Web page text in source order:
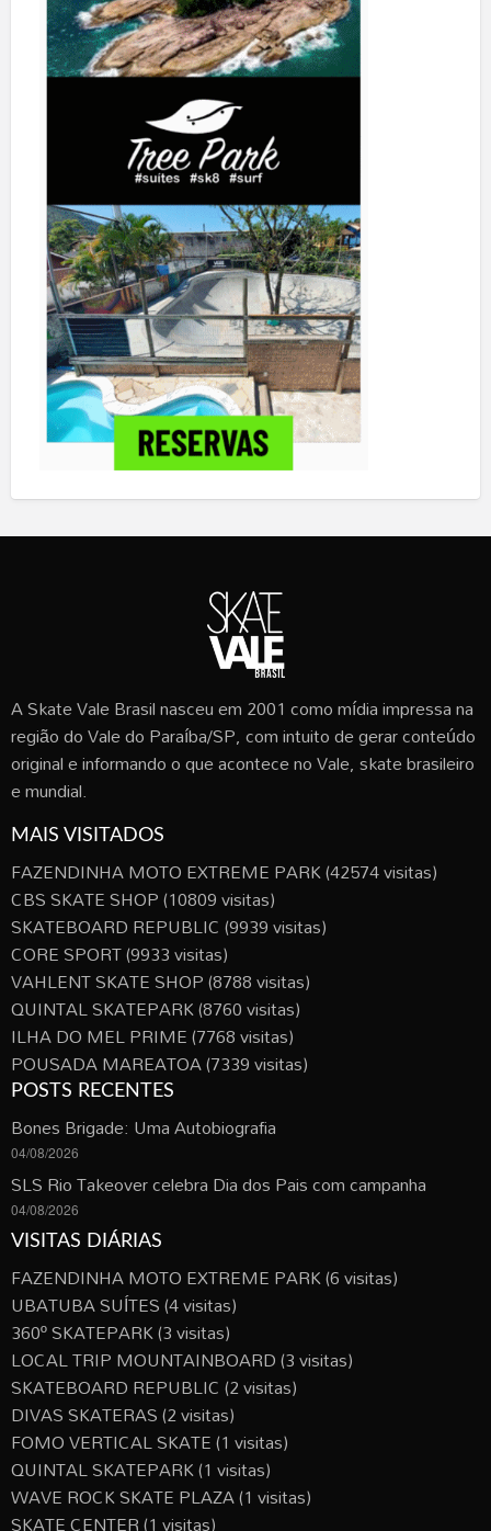
A Skate Vale Brasil nasceu em 2001 como mídia impressa na
região do Vale do Paraíba/SP, com intuito de gerar conteúdo
original e informando o que acontece no Vale, skate brasileiro
e mundial.
MAIS VISITADOS
FAZENDINHA MOTO EXTREME PARK(42574 visitas)
CBS SKATE SHOP(10809 visitas)
SKATEBOARD REPUBLIC(9939 visitas)
CORE SPORT(9933 visitas)
VAHLENT SKATE SHOP(8788 visitas)
QUINTAL SKATEPARK(8760 visitas)
ILHA DO MEL PRIME(7768 visitas)
POUSADA MAREATOA(7339 visitas)
POSTS RECENTES
Bones Brigade: Uma Autobiografia
04/08/2026
SLS Rio Takeover celebra Dia dos Pais com campanha
04/08/2026
VISITAS DIÁRIAS
FAZENDINHA MOTO EXTREME PARK(6 visitas)
UBATUBA SUÍTES(4 visitas)
360º SKATEPARK(3 visitas)
LOCAL TRIP MOUNTAINBOARD(3 visitas)
SKATEBOARD REPUBLIC(2 visitas)
DIVAS SKATERAS(2 visitas)
FOMO VERTICAL SKATE(1 visitas)
QUINTAL SKATEPARK(1 visitas)
WAVE ROCK SKATE PLAZA(1 visitas)